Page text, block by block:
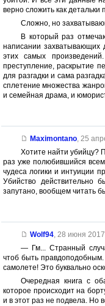
верно сложить как детальки
Сложно, но
В который раз
написании захватывающих
этих самых
преступление, раскрытие
для разгадки и сама
сплетение множества
и семейная драма, и
Maximontano, 25
Хотите найти убийцу?
раз уже полюбившийся
чудеса логики и интуиции
Убийство действительно
запутано, вообщем читать
Wolf94, 28 июня 2017
— Гм... Странный
чтоб быть
самолете! Это буквально
Очередная книга с
которое происходит на
и в этот раз не подвела. Но